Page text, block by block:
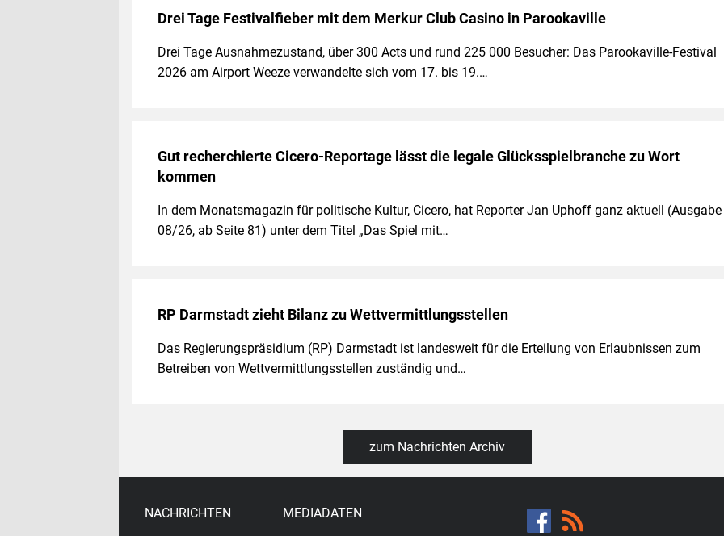
Drei Tage Festivalfieber mit dem Merkur Club Casino in Parookaville
Drei Tage Ausnahmezustand, über 300 Acts und rund 225 000 Besucher: Das Parookaville-Festival
2026 am Airport Weeze verwandelte sich vom 17. bis 19.…
Gut recherchierte Cicero-Reportage lässt die legale Glücksspielbranche zu Wort
kommen
In dem Monatsmagazin für politische Kultur, Cicero, hat Reporter Jan Uphoff ganz aktuell (Ausgabe
08/26, ab Seite 81) unter dem Titel „Das Spiel mit…
RP Darmstadt zieht Bilanz zu Wettvermittlungsstellen
Das Regierungspräsidium (RP) Darmstadt ist landesweit für die Erteilung von Erlaubnissen zum
Betreiben von Wettvermittlungsstellen zuständig und…
zum Nachrichten Archiv
NACHRICHTEN MEDIADATEN